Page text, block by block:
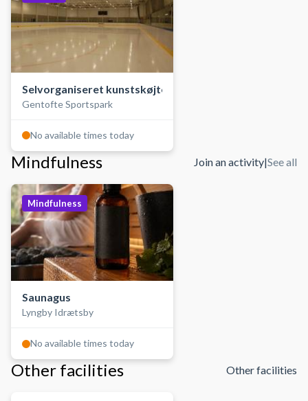
Selvorganiseret kunstskøjteløb
Gentofte Sportspark
No available times today
Mindfulness Join an activity|See all
Mindfulness
Saunagus
Lyngby Idrætsby
No available times today
Other facilities Other facilities